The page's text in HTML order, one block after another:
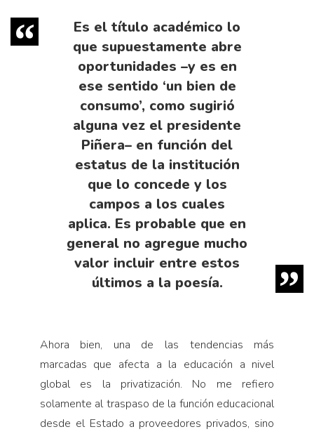
Es el título académico lo
que supuestamente abre
oportunidades –y es en
ese sentido ‘un bien de
consumo’, como sugirió
alguna vez el presidente
Piñera– en función del
estatus de la institución
que lo concede y los
campos a los cuales
aplica. Es probable que en
general no agregue mucho
valor incluir entre estos
últimos a la poesía.
Ahora bien, una de las tendencias más
marcadas que afecta a la educación a nivel
global es la privatización. No me refiero
solamente al traspaso de la función educacional
desde el Estado a proveedores privados, sino